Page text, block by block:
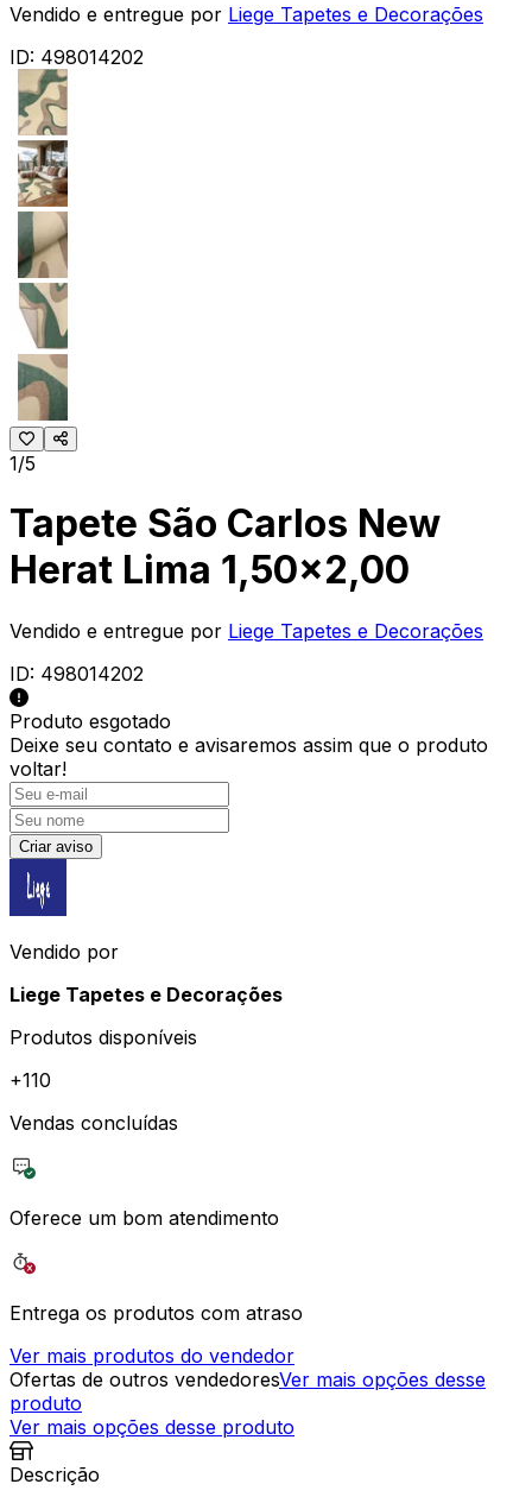
Vendido e entregue por Liege Tapetes e Decorações
ID: 498014202
1/5
Tapete São Carlos New
Herat Lima 1,50x2,00
Vendido e entregue por Liege Tapetes e Decorações
ID: 498014202
Produto esgotado
Deixe seu contato e avisaremos assim que o produto
voltar!
Criar aviso
Vendido por
Liege Tapetes e Decorações
Produtos disponíveis
+110
Vendas concluídas
Oferece um bom atendimento
Entrega os produtos com atraso
Ver mais produtos do vendedor
Ofertas de outros vendedoresVer mais opções desse
produto
Ver mais opções desse produto
Descrição